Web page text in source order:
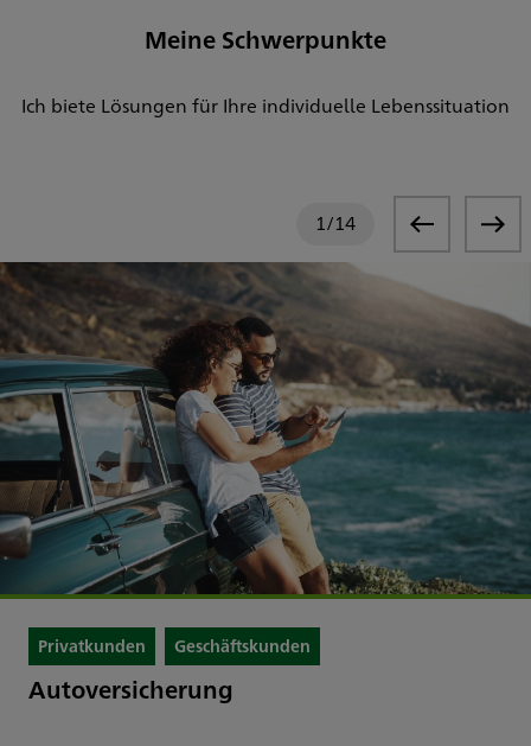
Meine Schwerpunkte
Ich biete Lösungen für Ihre individuelle Lebenssituation
1/14
Privatkunden Geschäftskunden
Autoversicherung